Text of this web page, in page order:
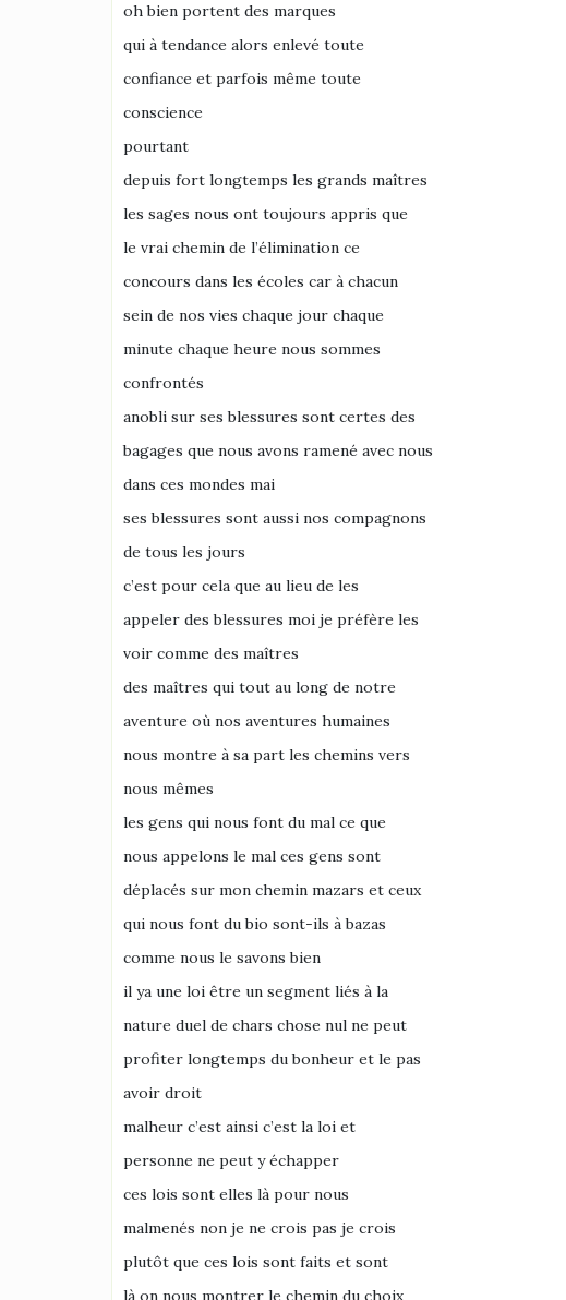
oh bien portent des marques
qui à tendance alors enlevé toute
confiance et parfois même toute
conscience
pourtant
depuis fort longtemps les grands maîtres
les sages nous ont toujours appris que
le vrai chemin de l’élimination ce
concours dans les écoles car à chacun
sein de nos vies chaque jour chaque
minute chaque heure nous sommes
confrontés
anobli sur ses blessures sont certes des
bagages que nous avons ramené avec nous
dans ces mondes mai
ses blessures sont aussi nos compagnons
de tous les jours
c’est pour cela que au lieu de les
appeler des blessures moi je préfère les
voir comme des maîtres
des maîtres qui tout au long de notre
aventure où nos aventures humaines
nous montre à sa part les chemins vers
nous mêmes
les gens qui nous font du mal ce que
nous appelons le mal ces gens sont
déplacés sur mon chemin mazars et ceux
qui nous font du bio sont-ils à bazas
comme nous le savons bien
il ya une loi être un segment liés à la
nature duel de chars chose nul ne peut
profiter longtemps du bonheur et le pas
avoir droit
malheur c’est ainsi c’est la loi et
personne ne peut y échapper
ces lois sont elles là pour nous
malmenés non je ne crois pas je crois
plutôt que ces lois sont faits et sont
là on nous montrer le chemin du choix